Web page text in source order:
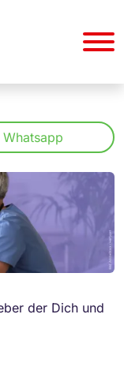
Whatsapp
der Dich und